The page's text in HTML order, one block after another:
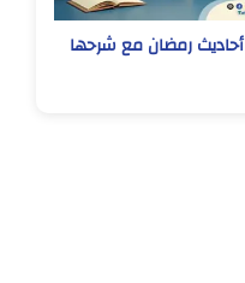
أحاديث رمضان مع شرحها